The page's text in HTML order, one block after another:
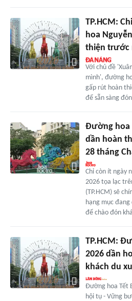
TP.HCM:
hoa
thiện trước
Với chủ đề
mình', đường
gấp rút hoàn
để sẵn sàng
Đường hoa
dần hoàn
28 tháng
Chỉ còn ít ngày
2026 tọa lạc
(TP.HCM) sẽ
hạng mục
để chào đón
TP.HCM:
2026 dần
khách du
Đường hoa Tết
hội tụ - Vững